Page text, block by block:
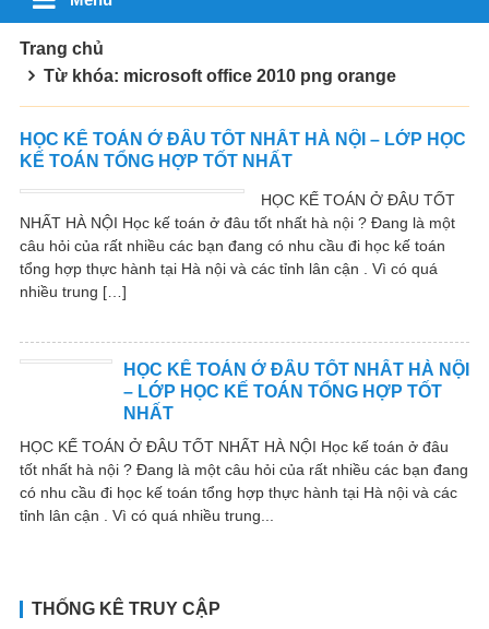
Trang chủ
Từ khóa: microsoft office 2010 png orange
HỌC KẾ TOÁN Ở ĐÂU TỐT NHẤT HÀ NỘI – LỚP HỌC
KẾ TOÁN TỔNG HỢP TỐT NHẤT
HỌC KẾ TOÁN Ở ĐÂU TỐT
NHẤT HÀ NỘI Học kế toán ở đâu tốt nhất hà nội ? Đang là một
câu hỏi của rất nhiều các bạn đang có nhu cầu đi học kế toán
tổng hợp thực hành tại Hà nội và các tỉnh lân cận . Vì có quá
nhiều trung […]
HỌC KẾ TOÁN Ở ĐÂU TỐT NHẤT HÀ NỘI
– LỚP HỌC KẾ TOÁN TỔNG HỢP TỐT
NHẤT
HỌC KẾ TOÁN Ở ĐÂU TỐT NHẤT HÀ NỘI Học kế toán ở đâu
tốt nhất hà nội ? Đang là một câu hỏi của rất nhiều các bạn đang
có nhu cầu đi học kế toán tổng hợp thực hành tại Hà nội và các
tỉnh lân cận . Vì có quá nhiều trung...
THỐNG KÊ TRUY CẬP